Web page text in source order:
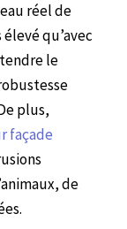
réel de
qu’avec
le
plus,
façade
de